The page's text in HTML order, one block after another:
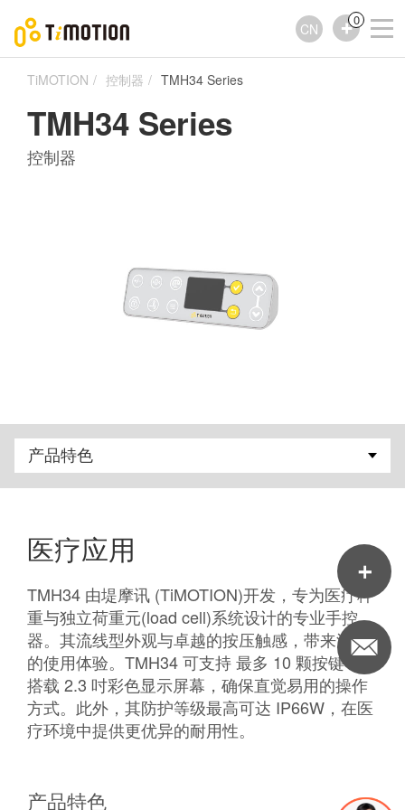
CN
0
TiMOTION 控制器 TMH34 Series
TMH34 Series
控制器
医疗应用
TMH34 由堤摩讯 (TiMOTION)开发，专为医疗秤
重与独立荷重元(load cell)系统设计的专业手控
器。其流线型外观与卓越的按压触感，带来流畅
的使用体验。TMH34 可支持 最多 10 颗按键，并
搭载 2.3 吋彩色显示屏幕，确保直觉易用的操作
方式。此外，其防护等级最高可达 IP66W，在医
疗环境中提供更优异的耐用性。
产品特色